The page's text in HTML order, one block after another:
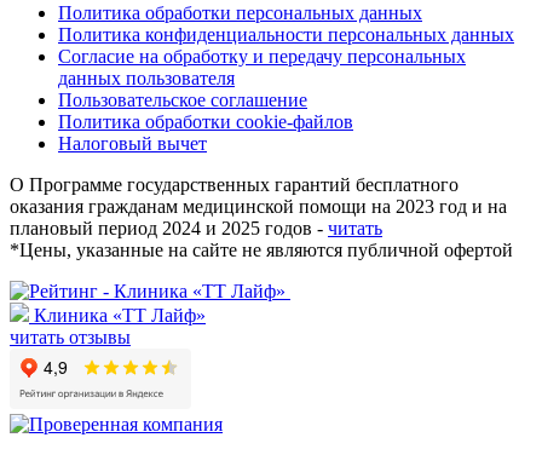
Политика обработки персональных данных
Политика конфиденциальности персональных данных
Согласие на обработку и передачу персональных
данных пользователя
Пользовательское соглашение
Политика обработки cookie-файлов
Налоговый вычет
О Программе государственных гарантий бесплатного
оказания гражданам медицинской помощи на 2023 год и на
плановый период 2024 и 2025 годов - читать
*Цены, указанные на сайте не являются публичной офертой
Клиника «ТТ Лайф»
читать отзывы